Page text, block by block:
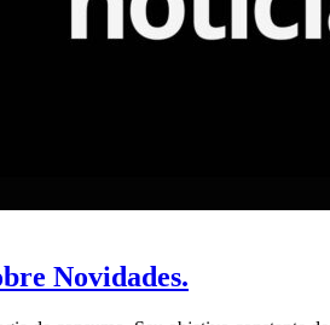
Novidades.